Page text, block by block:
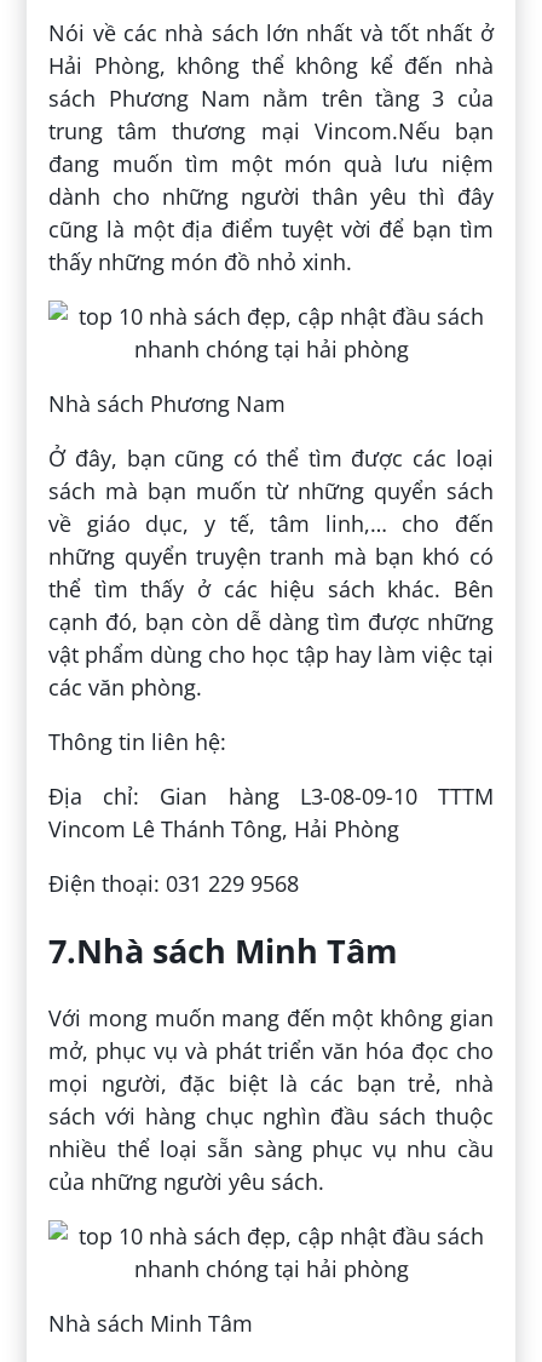
Nói về các nhà sách lớn nhất và tốt nhất ở
Hải Phòng, không thể không kể đến nhà
sách Phương Nam nằm trên tầng 3 của
trung tâm thương mại Vincom.Nếu bạn
đang muốn tìm một món quà lưu niệm
dành cho những người thân yêu thì đây
cũng là một địa điểm tuyệt vời để bạn tìm
thấy những món đồ nhỏ xinh.
Nhà sách Phương Nam
Ở đây, bạn cũng có thể tìm được các loại
sách mà bạn muốn từ những quyển sách
về giáo dục, y tế, tâm linh,… cho đến
những quyển truyện tranh mà bạn khó có
thể tìm thấy ở các hiệu sách khác. Bên
cạnh đó, bạn còn dễ dàng tìm được những
vật phẩm dùng cho học tập hay làm việc tại
các văn phòng.
Thông tin liên hệ:
Địa chỉ: Gian hàng L3-08-09-10 TTTM
Vincom Lê Thánh Tông, Hải Phòng
Điện thoại: 031 229 9568
7.Nhà sách Minh Tâm
Với mong muốn mang đến một không gian
mở, phục vụ và phát triển văn hóa đọc cho
mọi người, đặc biệt là các bạn trẻ, nhà
sách với hàng chục nghìn đầu sách thuộc
nhiều thể loại sẵn sàng phục vụ nhu cầu
của những người yêu sách.
Nhà sách Minh Tâm